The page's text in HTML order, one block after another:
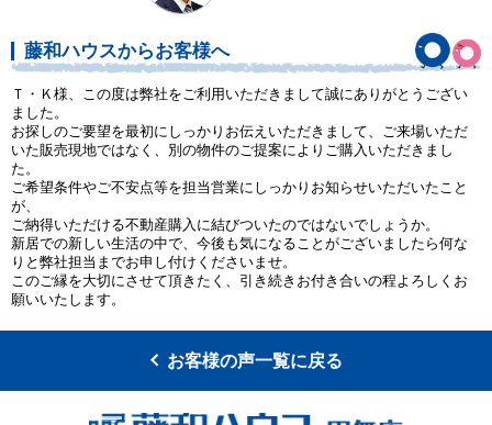
藤和ハウスからお客様へ
Ｔ・Ｋ様、この度は弊社をご利用いただきまして誠にありがとうござい
ました。
お探しのご要望を最初にしっかりお伝えいただきまして、ご来場いただ
いた販売現地ではなく、別の物件のご提案によりご購入いただきまし
た。
ご希望条件やご不安点等を担当営業にしっかりお知らせいただいたこと
が、
ご納得いただける不動産購入に結びついたのではないでしょうか。
新居での新しい生活の中で、今後も気になることがございましたら何な
りと弊社担当までお申し付けくださいませ。
このご縁を大切にさせて頂きたく、引き続きお付き合いの程よろしくお
願いいたします。
お客様の声一覧に戻る